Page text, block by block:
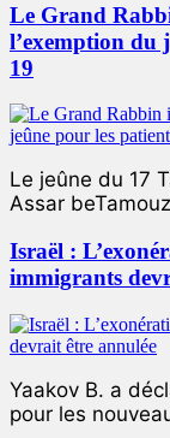
Le Grand
l’exemption du
19
Le jeûne du 17
Assar
Israël :
immigrants
Yaakov B. a
pour les